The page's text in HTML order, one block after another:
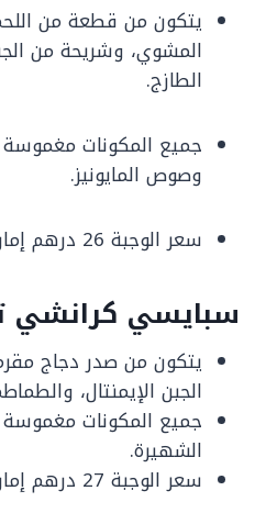
يتكون من قطعة من
المشوي، وشريحة من
الطازج.
جميع المكونات
وصوص المايونيز.
سعر الوجبة 26 درهم إماراتي.
سبايسي كرانشي
يتكون من صدر دجاج
الجبن الإيمنتال،
جميع المكونات
الشهيرة.
سعر الوجبة 27 درهم إماراتي.